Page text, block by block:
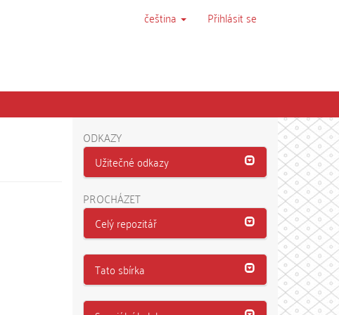
čeština Přihlásit se
ODKAZY
Užitečné odkazy
PROCHÁZET
Celý repozitář
Tato sbírka